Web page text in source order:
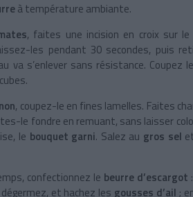
à température ambiante.
, faites une incision en croix sur
les pendant 30 secondes, puis
va s’enlever sans résistance.
, coupez-le en fines lamelles. Faites
le fondre en remuant, sans laisser
le bouquet garni. Salez au gros sel
confectionnez le beurre d’escargot
et hachez les gousses d’ail ;